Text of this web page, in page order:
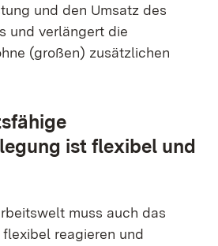
und den Umsatz des
und verlängert die
(großen) zusätzlichen
ist flexibel und
muss auch das
reagieren und